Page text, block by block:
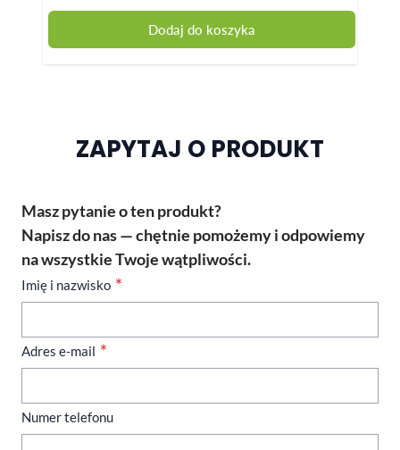
Dodaj do koszyka
ZAPYTAJ O PRODUKT
Masz pytanie o ten produkt?
Napisz do nas — chętnie pomożemy i odpowiemy
na wszystkie Twoje wątpliwości.
Imię i nazwisko
Adres e-mail
Numer telefonu